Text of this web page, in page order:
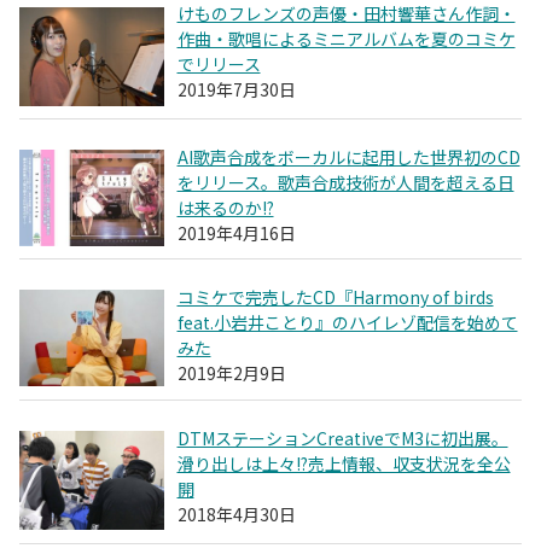
けものフレンズの声優・田村響華さん作詞・
作曲・歌唱によるミニアルバムを夏のコミケ
でリリース
2019年7月30日
AI歌声合成をボーカルに起用した世界初のCD
をリリース。歌声合成技術が人間を超える日
は来るのか!?
2019年4月16日
コミケで完売したCD『Harmony of birds
feat.小岩井ことり』のハイレゾ配信を始めて
みた
2019年2月9日
DTMステーションCreativeでM3に初出展。
滑り出しは上々!?売上情報、収支状況を全公
開
2018年4月30日